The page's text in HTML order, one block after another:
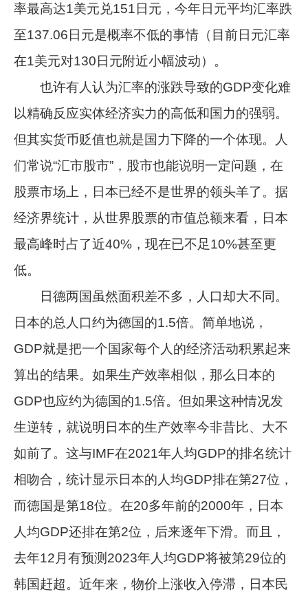
率最高达1美元兑151日元，今年日元平均汇率跌
至137.06日元是概率不低的事情（目前日元汇率
在1美元对130日元附近小幅波动）。
也许有人认为汇率的涨跌导致的GDP变化难
以精确反应实体经济实力的高低和国力的强弱。
但其实货币贬值也就是国力下降的一个体现。人
们常说“汇市股市”，股市也能说明一定问题，在
股票市场上，日本已经不是世界的领头羊了。据
经济界统计，从世界股票的市值总额来看，日本
最高峰时占了近40%，现在已不足10%甚至更
低。
日德两国虽然面积差不多，人口却大不同。
日本的总人口约为德国的1.5倍。简单地说，
GDP就是把一个国家每个人的经济活动积累起来
算出的结果。如果生产效率相似，那么日本的
GDP也应约为德国的1.5倍。但如果这种情况发
生逆转，就说明日本的生产效率今非昔比、大不
如前了。这与IMF在2021年人均GDP的排名统计
相吻合，统计显示日本的人均GDP排在第27位，
而德国是第18位。在20多年前的2000年，日本
人均GDP还排在第2位，后来逐年下滑。而且，
去年12月有预测2023年人均GDP将被第29位的
韩国赶超。近年来，物价上涨收入停滞，日本民